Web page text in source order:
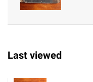
Last viewed